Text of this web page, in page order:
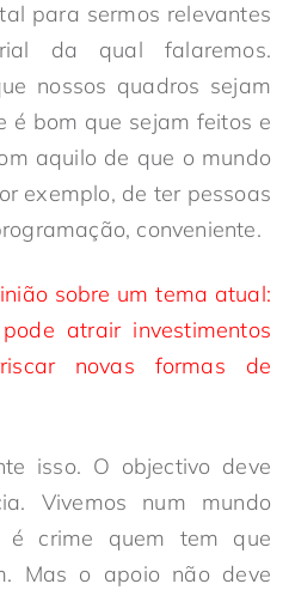
para sermos relevantes
da qual falaremos.
nossos quadros sejam
é bom que sejam feitos e
aquilo de que o mundo
exemplo, de ter pessoas
conveniente.
sobre um tema atual:
atrair investimentos
novas formas de
isso. O objectivo deve
Vivemos num mundo
é crime quem tem que
Mas o apoio não deve